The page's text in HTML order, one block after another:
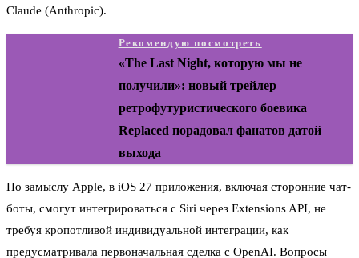
Claude (Anthropic).
Рекомендую посмотреть
«The Last Night, которую мы не
получили»: новый трейлер
ретрофутуристического боевика
Replaced порадовал фанатов датой
выхода
По замыслу Apple, в iOS 27 приложения, включая сторонние чат-
боты, смогут интегрироваться с Siri через Extensions API, не
требуя кропотливой индивидуальной интеграции, как
предусматривала первоначальная сделка с OpenAI. Вопросы